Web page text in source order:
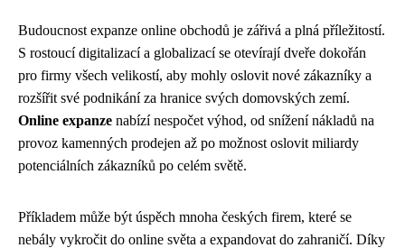
Budoucnost expanze online obchodů je zářivá a plná příležitostí.
S rostoucí digitalizací a globalizací se otevírají dveře dokořán
pro firmy všech velikostí, aby mohly oslovit nové zákazníky a
rozšířit své podnikání za hranice svých domovských zemí.
Online expanze nabízí nespočet výhod, od snížení nákladů na
provoz kamenných prodejen až po možnost oslovit miliardy
potenciálních zákazníků po celém světě.
Příkladem může být úspěch mnoha českých firem, které se
nebály vykročit do online světa a expandovat do zahraničí. Díky